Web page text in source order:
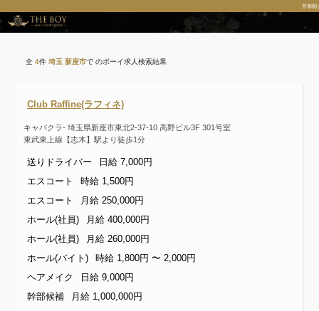
首都圏
全 4件 埼玉 新座市で のボーイ求人検索結果
Club Raffine(ラフィネ)
キャバクラ- 埼玉県新座市東北2-37-10 高野ビル3F 301号室
東武東上線【志木】駅より徒歩1分
送りドライバー
日給 7,000円
エスコート
時給 1,500円
エスコート
月給 250,000円
ホール(社員)
月給 400,000円
ホール(社員)
月給 260,000円
ホール(バイト)
時給 1,800円 〜 2,000円
ヘアメイク
日給 9,000円
幹部候補
月給 1,000,000円